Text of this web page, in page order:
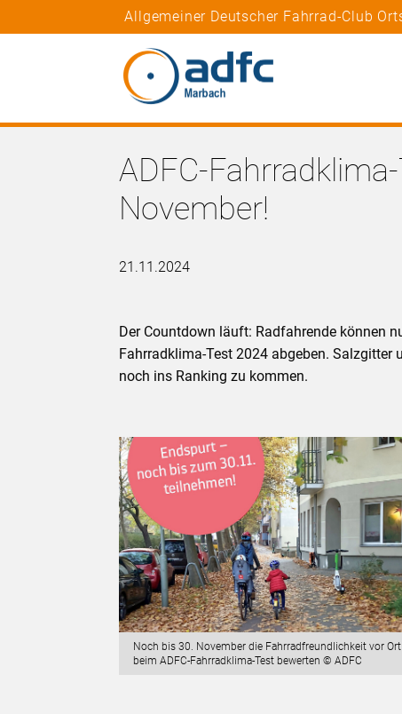
Allgemeiner Deutscher Fahrrad-Club
ADFC-
November!
21.11.2024
Der Countdown läuft: Radfahrende können
Fahrradklima-Test 2024 abgeben.
noch ins Ranking zu kommen.
Noch bis 30. November die Fahrradfreundlichkeit vor Ort
beim ADFC-Fahrradklima-Test bewerten © ADFC